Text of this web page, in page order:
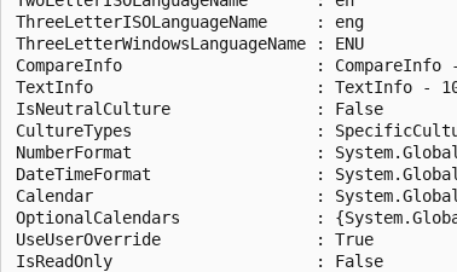
ThreeLetterISOLanguageName     : eng
ThreeLetterWindowsLanguageName : ENU
CompareInfo                    : CompareInfo -
TextInfo                       : TextInfo -
IsNeutralCulture               : False
CultureTypes                   :
NumberFormat                   :
DateTimeFormat                 :
Calendar                       :
OptionalCalendars              :
UseUserOverride                : True
IsReadOnly                     : False